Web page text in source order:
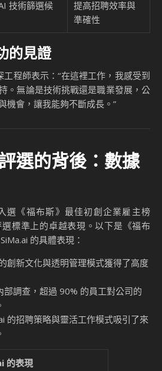
技術篩選候
提高招聘效率與
準確性
的見證
工程師表示：“在這裡工作，我感受到
。無論是技術挑戰還是職業發展，公
機會，讓我能夠不斷成長。”
選的背後：數據
選《福布斯》最佳初創企業雇主榜
標準上的卓越表現。以下是《福布
的具體表現：
的創新文化與透明管理模式獲得了高度
部調查，超過 90% 的員工對公司的
的招聘策略與靈活工作模式吸引了來
的表現